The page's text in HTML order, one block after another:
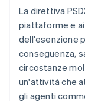
La direttiva
piattaforme e
dell'esenzione
conseguenza,
circostanze
un'attività che
gli agenti